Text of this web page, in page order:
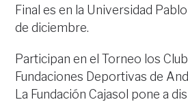
Final es en la Universidad
de diciembre.
Participan en el Torneo los
Fundaciones Deportivas de
La Fundación Cajasol pone a